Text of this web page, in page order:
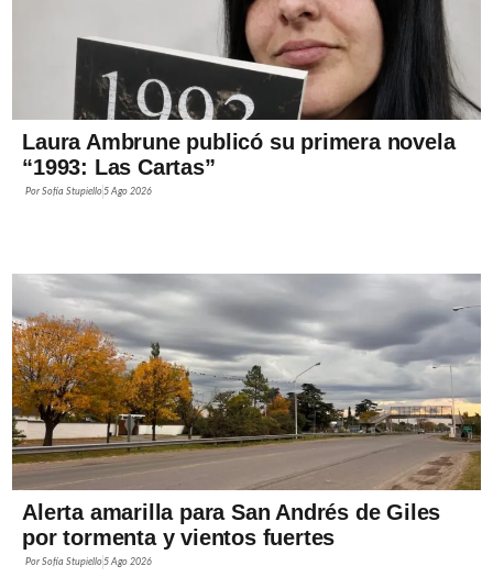
Laura Ambrune publicó su primera novela
“1993: Las Cartas”
PorSofía Stupiello5 Ago 2026
Alerta amarilla para San Andrés de Giles
por tormenta y vientos fuertes
PorSofía Stupiello5 Ago 2026